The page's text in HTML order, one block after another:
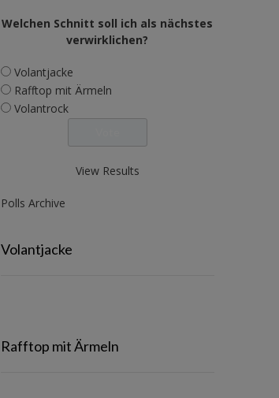
Welchen Schnitt soll ich als nächstes
verwirklichen?
Volantjacke
Rafftop mit Ärmeln
Volantrock
View Results
Polls Archive
Volantjacke
Rafftop mit Ärmeln